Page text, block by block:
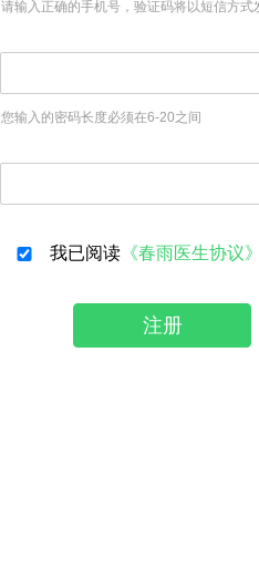
请输入正确的手机号，验证码将以短信方式
您输入的密码长度必须在6-20之间
我已阅读 《春雨医生协议
注册